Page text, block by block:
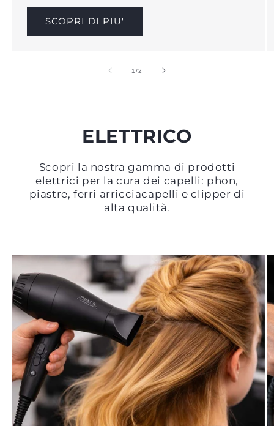
SCOPRI DI PIU'
1/su
2
ELETTRICO
Scopri la nostra gamma di prodotti
elettrici per la cura dei capelli: phon,
piastre, ferri arricciacapelli e clipper di
alta qualità.